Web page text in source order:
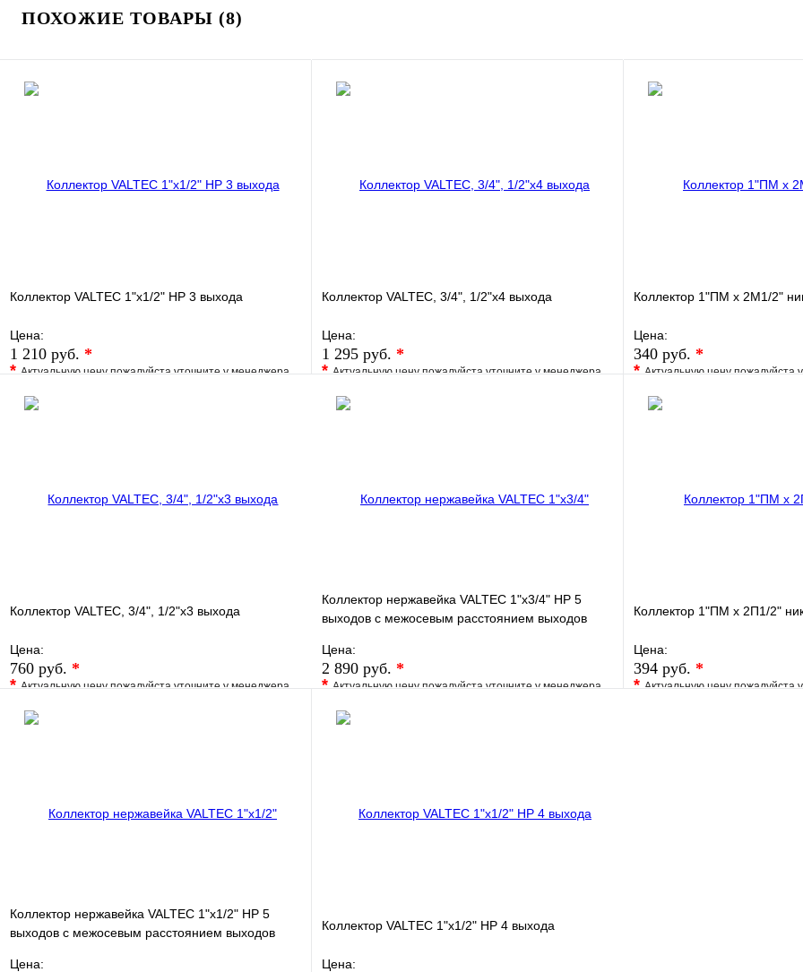
ПОХОЖИЕ ТОВАРЫ (8)
Коллектор VALTEC 1"х1/2" НР 3 выхода
Цена:
1 210 руб. *
*Актуальную цену пожалуйста уточните у менеджера
В избранное
Коллектор VALTEC, 3/4", 1/2"х4 выхода
Цена:
1 295 руб. *
*Актуальную цену пожалуйста уточните у менеджера
В избранное
Коллектор 1"ПМ х 2М1/2"
Цена:
340 руб. *
*Актуальную цену пожалуйста
В избранное
Коллектор VALTEC, 3/4", 1/2"х3 выхода
Цена:
760 руб. *
*Актуальную цену пожалуйста уточните у менеджера
В избранное
Коллектор нержавейка VALTEC 1"х3/4" НР 5
выходов с межосевым расстоянием выходов
Цена:
2 890 руб. *
*Актуальную цену пожалуйста уточните у менеджера
В избранное
Коллектор 1"ПМ х 2П1/2"
Цена:
394 руб. *
*Актуальную цену пожалуйста
Коллектор нержавейка VALTEC 1"х1/2" НР 5
выходов с межосевым расстоянием выходов
Цена:
Коллектор VALTEC 1"х1/2" НР 4 выхода
Цена: